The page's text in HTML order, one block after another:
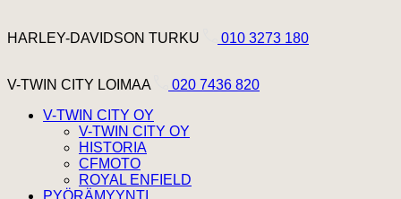
HARLEY-DAVIDSON TURKU
010 3273 180
V-TWIN CITY LOIMAA
020 7436 820
V-TWIN CITY OY
V-TWIN CITY OY
HISTORIA
CFMOTO
ROYAL ENFIELD
PYÖRÄMYYNTI